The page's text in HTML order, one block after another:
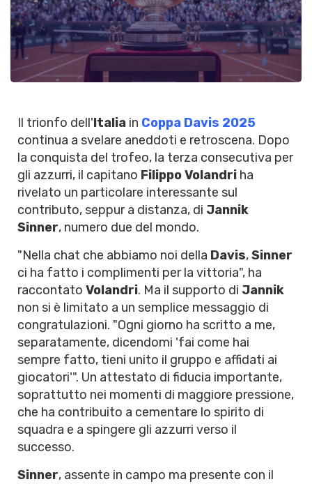
Il trionfo dell'Italia in Coppa Davis 2025
continua a svelare aneddoti e retroscena. Dopo
la conquista del trofeo, la terza consecutiva per
gli azzurri, il capitano Filippo Volandri ha
rivelato un particolare interessante sul
contributo, seppur a distanza, di Jannik
Sinner, numero due del mondo.
"Nella chat che abbiamo noi della Davis,Sinner
ci ha fatto i complimenti per la vittoria", ha
raccontato Volandri. Ma il supporto di Jannik
non si è limitato a un semplice messaggio di
congratulazioni. "Ogni giorno ha scritto a me,
separatamente, dicendomi 'fai come hai
sempre fatto, tieni unito il gruppo e affidati ai
giocatori'". Un attestato di fiducia importante,
soprattutto nei momenti di maggiore pressione,
che ha contribuito a cementare lo spirito di
squadra e a spingere gli azzurri verso il
successo.
Sinner, assente in campo ma presente con il